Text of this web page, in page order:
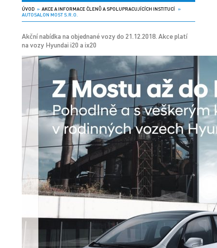
ÚVOD » AKCE A INFORMACE ČLENŮ A SPOLUPRACUJÍCÍCH INSTITUCÍ»
AUTOSALON MOST S.R.O.
Akční nabídka na objednané vozy do 21.12.2018. Akce platí
na vozy Hyundai i20 a ix20